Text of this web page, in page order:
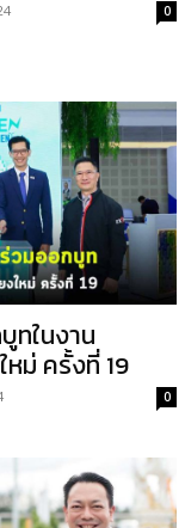
0
ทในงาน
หม่ ครั้งที่ 19
0